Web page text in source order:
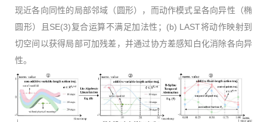
现近各向同性的局部邻域（圆形），而动作模式呈各向异性（椭
圆形）且SE(3)复合运算不满足加法性；(b) LAST将动作映射到
切空间以获得局部可加残差，并通过协方差感知白化消除各向异
性。